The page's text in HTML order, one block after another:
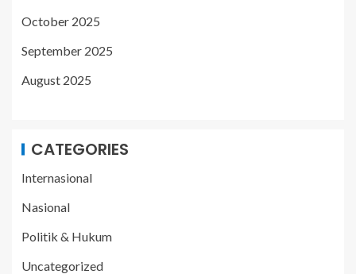
October 2025
September 2025
August 2025
CATEGORIES
Internasional
Nasional
Politik & Hukum
Uncategorized